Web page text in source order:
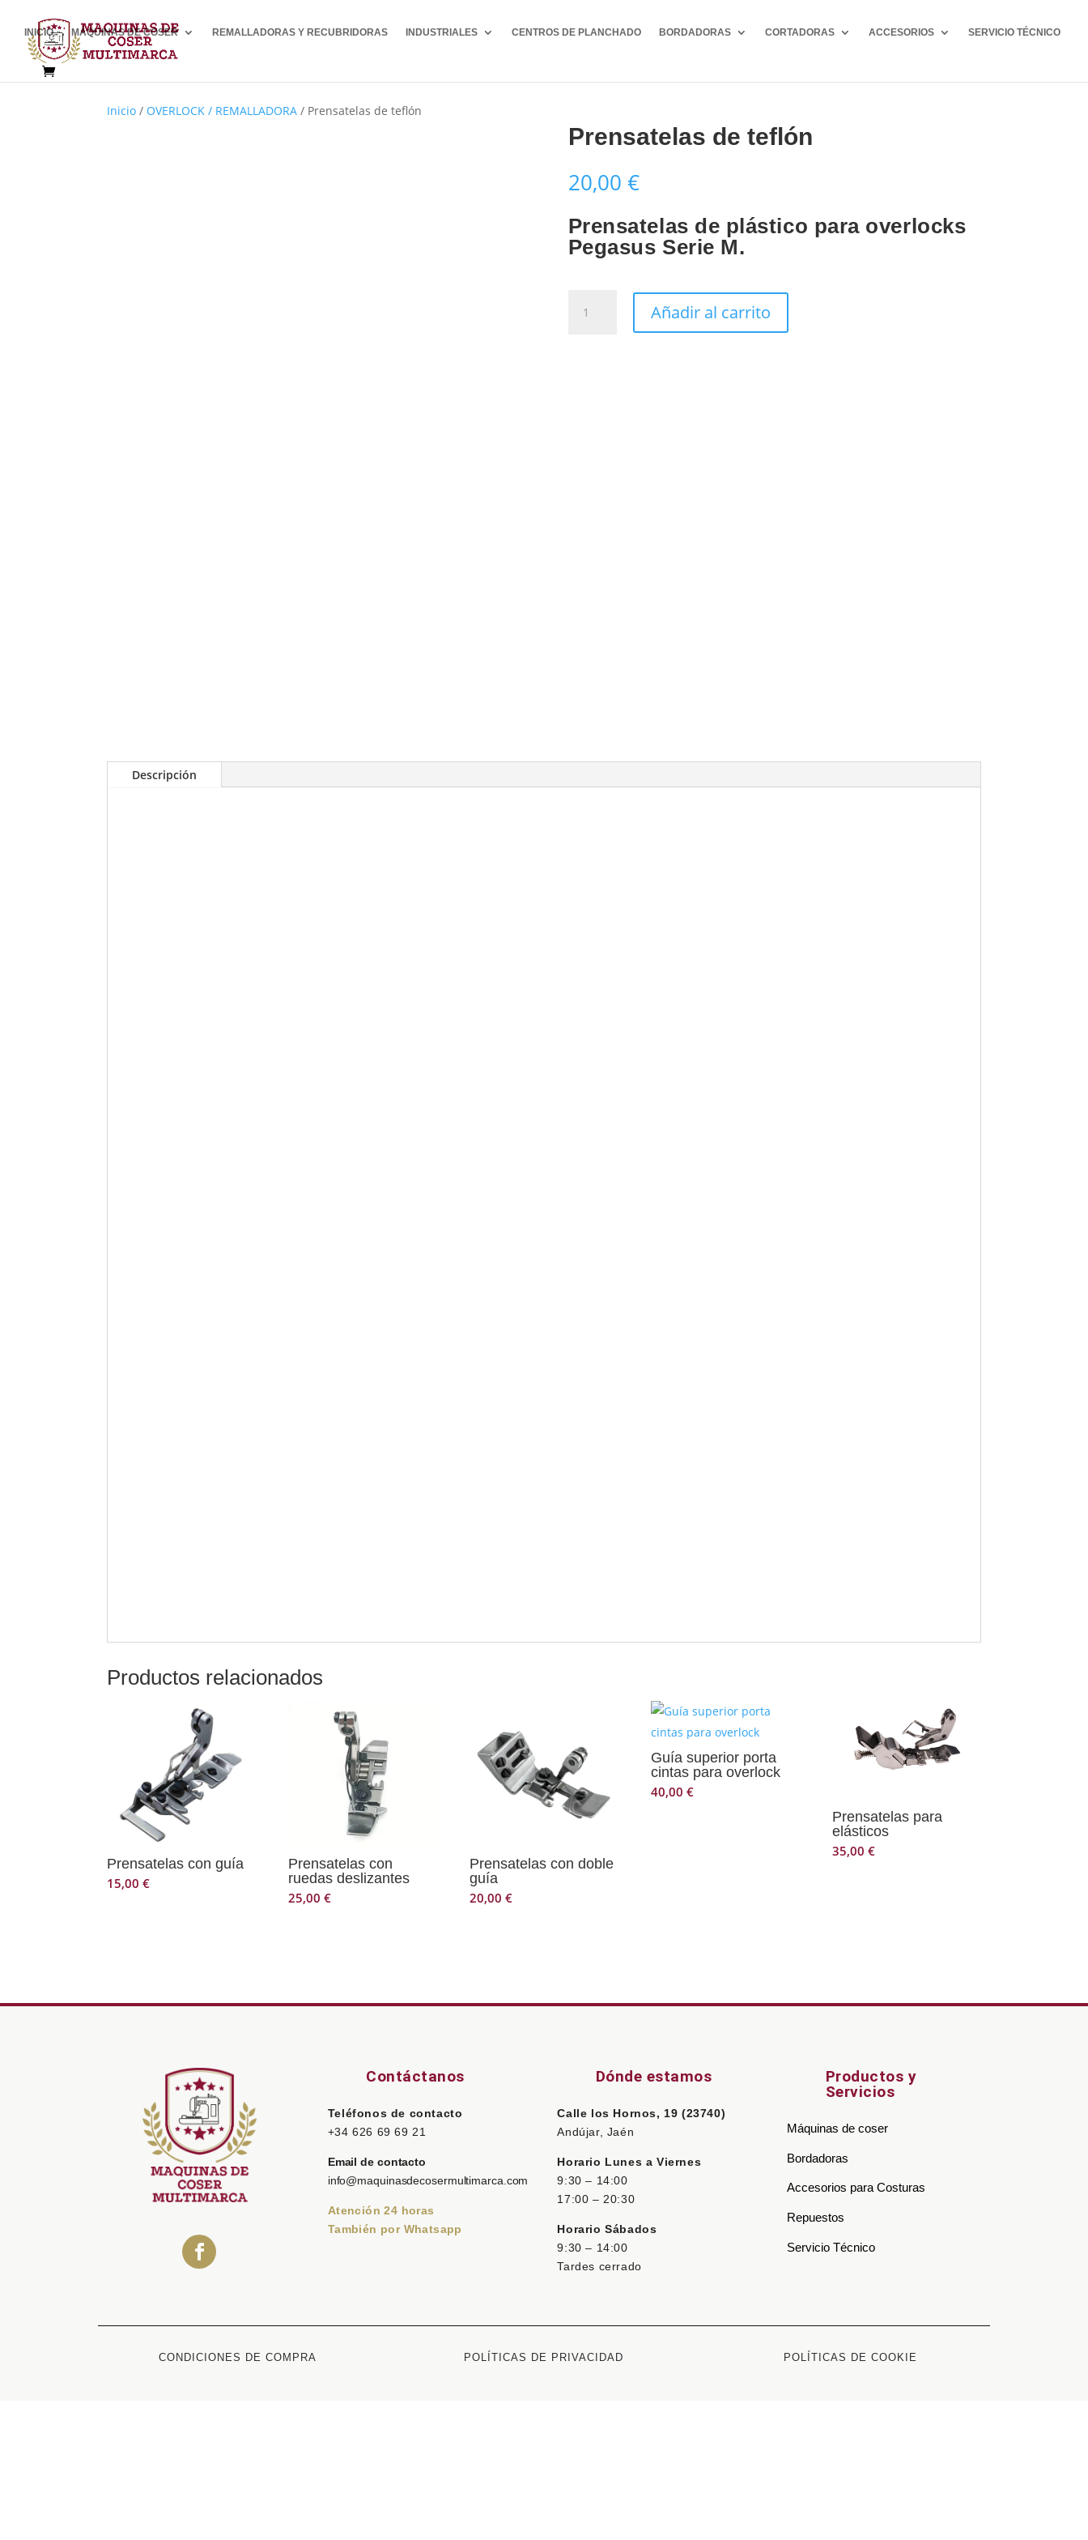
INICIO MÁQUINAS DE COSER REMALLADORAS Y RECUBRIDORAS INDUSTRIALES CENTROS DE PLANCHADO BORDADORAS CORTADORAS ACCESORIOS SERVICIO TÉCNICO
Inicio / OVERLOCK / REMALLADORA / Prensatelas de teflón
Prensatelas de teflón
20,00 €
Prensatelas de plástico para overlocks
Pegasus Serie M.
Añadir al carrito
Descripción
Productos relacionados
Prensatelas con guía
15,00 €
Prensatelas con
ruedas deslizantes
25,00€
Prensatelas con doble
guía
20,00€
Guía superior porta
cintas para overlock
40,00€
Prensatelas para
elásticos
35,00€
Contáctanos
Teléfonos de contacto
+34 626 69 69 21
Email de contacto
info@maquinasdecosermultimarca.com
Atención 24 horas
También por Whatsapp
Dónde estamos
Calle los Hornos, 19 (23740)
Andújar, Jaén
Horario Lunes a Viernes
9:30 – 14:00
17:00 – 20:30
Horario Sábados
9:30 – 14:00
Tardes cerrado
Productos y
Servicios
Máquinas de coser
Bordadoras
Accesorios para Costuras
Repuestos
Servicio Técnico
CONDICIONES DE COMPRA POLÍTICAS DE PRIVACIDAD POLÍTICAS DE COOKIE